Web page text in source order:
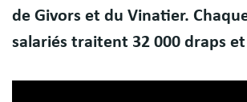
de Givors et du Vinatier.
salariés traitent 32 000 draps